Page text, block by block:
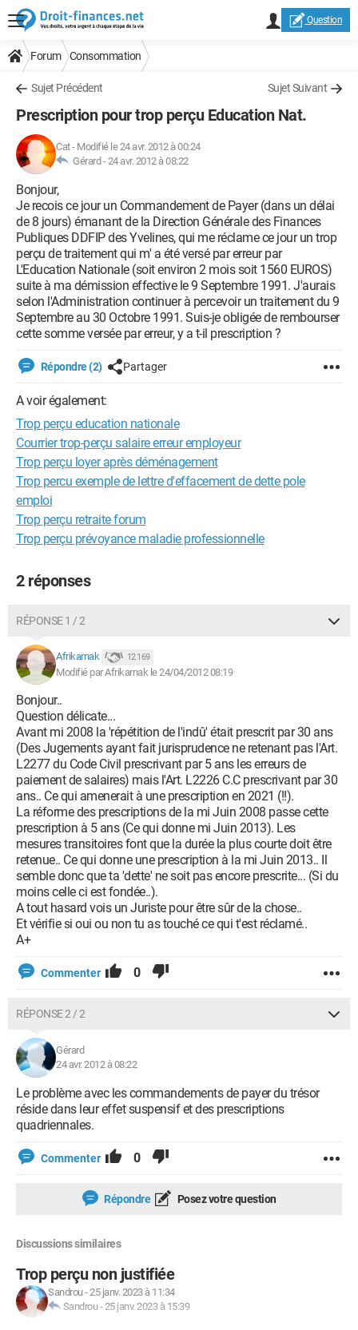
Question
Forum Consommation
Sujet Précédent Sujet Suivant
Prescription pour trop perçu Education Nat.
Cat- Modifié le 24 avr. 2012 à 00:24
Gérard -24 avr. 2012 à 08:22
Bonjour,
Je recois ce jour un Commandement de Payer (dans un délai
de 8 jours) émanant de la Direction Générale des Finances
Publiques DDFIP des Yvelines, qui me réclame ce jour un trop
perçu de traitement qui m' a été versé par erreur par
L'Education Nationale (soit environ 2 mois soit 1560 EUROS)
suite à ma démission effective le 9 Septembre 1991. J'aurais
selon l'Administration continuer à percevoir un traitement du 9
Septembre au 30 Octobre 1991. Suis-je obligée de rembourser
cette somme versée par erreur, y a t-il prescription ?
Répondre (2) Partager
A voir également:
Trop perçu education nationale
Courrier trop-perçu salaire erreur employeur
Trop perçu loyer après déménagement
Trop percu exemple de lettre d'effacement de dette pole
emploi
Trop perçu retraite forum
Trop perçu prévoyance maladie professionnelle
2 réponses
RÉPONSE 1 / 2
Afrikarnak 12 169
Modifié par Afrikarnak le 24/04/2012 08:19
Bonjour..
Question délicate...
Avant mi 2008 la 'répétition de l'indû' était prescrit par 30 ans
(Des Jugements ayant fait jurisprudence ne retenant pas l'Art.
L2277 du Code Civil prescrivant par 5 ans les erreurs de
paiement de salaires) mais l'Art. L2226 C.C prescrivant par 30
ans.. Ce qui amenerait à une prescription en 2021 (!!).
La réforme des prescriptions de la mi Juin 2008 passe cette
prescription à 5 ans (Ce qui donne mi Juin 2013). Les
mesures transitoires font que la durée la plus courte doit être
retenue.. Ce qui donne une prescription à la mi Juin 2013.. Il
semble donc que ta 'dette' ne soit pas encore prescrite... (Si du
moins celle ci est fondée..).
A tout hasard vois un Juriste pour être sûr de la chose..
Et vérifie si oui ou non tu as touché ce qui t'est réclamé..
A+
Commenter 0
RÉPONSE 2 / 2
Gérard
24 avr. 2012 à 08:22
Le problème avec les commandements de payer du trésor
réside dans leur effet suspensif et des prescriptions
quadriennales.
Commenter 0
Répondre Posez votre question
Discussions similaires
Trop perçu non justifiée
Sandrou-25 janv. 2023 à 11:34
Sandrou-25 janv. 2023 à 15:39